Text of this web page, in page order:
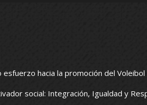
hacia la promoción del Voleibol
social: Integración, Igualdad y